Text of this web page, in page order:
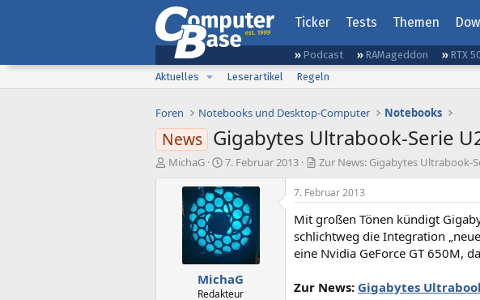
Ticker Tests Themen
Podcast RAMageddon RTX
Aktuelles
Leserartikel Regeln
Foren Notebooks und Desktop-Computer Notebooks
News Gigabytes Ultrabook-Serie
E
MichaG
E
s
t
e
l
l
t
a
m
7. Februar 2013 Zur News: Gigabytes Ultrabook-
MichaG
Redakteur
7. Februar 2013
Mit großen Tönen kündigt
schlichtweg die Integration
eine Nvidia GeForce GT 650M,
Zur News: Gigabytes